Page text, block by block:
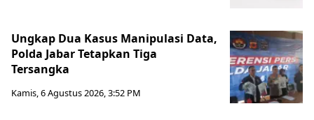
Ungkap Dua Kasus Manipulasi Data,
Polda Jabar Tetapkan Tiga
Tersangka
Kamis, 6 Agustus 2026, 3:52 PM